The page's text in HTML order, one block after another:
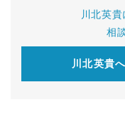
川北英
相
川北英貴